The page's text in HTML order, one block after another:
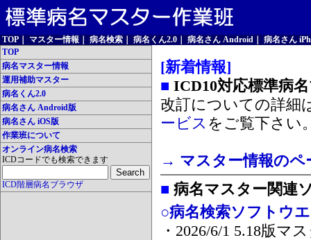
TOP マスター情報 病名検索 病名くん2.0 病名さん Android
病名さん
TOP
病名マスター情報
運用補助マスター
病名くん2.0
病名さん Android版
病名さん iOS版
作業班について
オンライン病名検索
ICDコードでも検索できます
ICD階層病名ブラウザ
[新着情報]
■ ICD10対応標準病
改訂についての詳細
ービス をご覧下さい
→ マスター情報のペ
■ 病名マスター関連
○病名検索ソフトウ
・2026/6/1 5.18版マ